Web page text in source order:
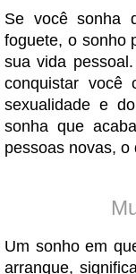
Se você sonha
foguete, o sonho
sua vida
conquistar você
sexualidade e
sonha que
pessoas novas,
Um sonho em
arranque,